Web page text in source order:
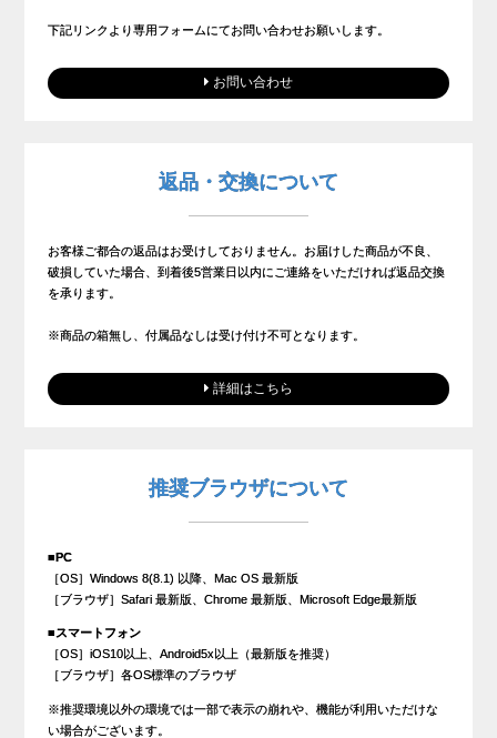
下記リンクより専用フォームにてお問い合わせお願いします。
お問い合わせ
返品・交換について
お客様ご都合の返品はお受けしておりません。お届けした商品が不良、
破損していた場合、到着後5営業日以内にご連絡をいただければ返品交換
を承ります。
※商品の箱無し、付属品なしは受け付け不可となります。
詳細はこちら
推奨ブラウザについて
■PC
［OS］Windows 8(8.1) 以降、Mac OS 最新版
［ブラウザ］Safari 最新版、Chrome 最新版、Microsoft Edge最新版
■スマートフォン
［OS］iOS10以上、Android5x以上（最新版を推奨）
［ブラウザ］各OS標準のブラウザ
※推奨環境以外の環境では一部で表示の崩れや、機能が利用いただけな
い場合がございます。